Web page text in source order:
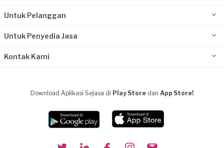
Untuk Pelanggan
Untuk Penyedia Jasa
Kontak Kami
Download Aplikasi Sejasa di Play Store dan App Store!